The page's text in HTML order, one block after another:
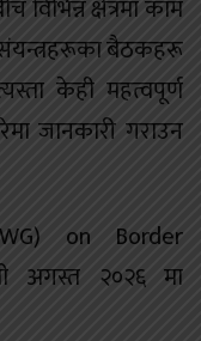
क्षेत्रमा काम
संयन्त्रहरूका बैठकहरू
केही महत्वपूर्ण
जानकारी गराउन
on Border
अगस्त २०२६ मा